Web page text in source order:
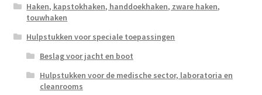
Haken, kapstokhaken, handdoekhaken, zware haken,
touwhaken
Hulpstukken voor speciale toepassingen
Beslag voor jacht en boot
Hulpstukken voor de medische sector, laboratoria en
cleanrooms